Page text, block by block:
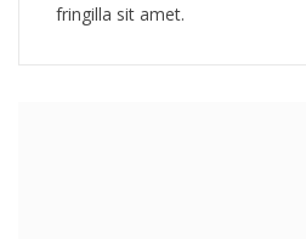
fringilla sit amet.